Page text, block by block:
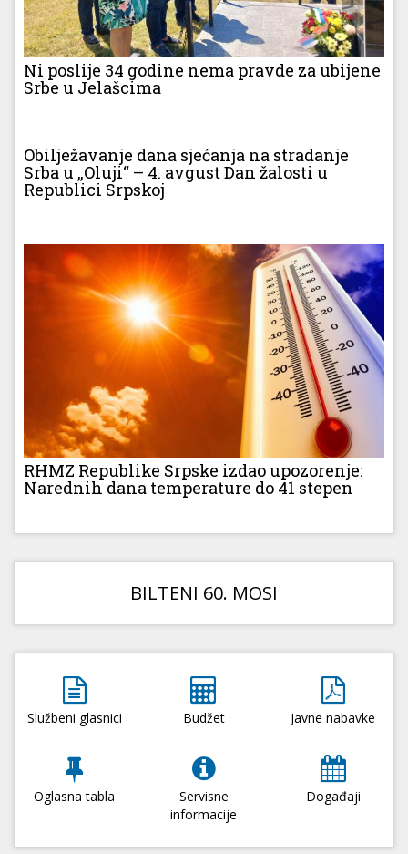
Ni poslije 34 godine nema pravde za ubijene
Srbe u Jelašcima
Obilježavanje dana sjećanja na stradanje
Srba u „Oluji“ – 4. avgust Dan žalosti u
Republici Srpskoj
RHMZ Republike Srpske izdao upozorenje:
Narednih dana temperature do 41 stepen
BILTENI 60. MOSI
Službeni glasnici Budžet Javne nabavke
Oglasna tabla
Servisne
informacije
Događaji